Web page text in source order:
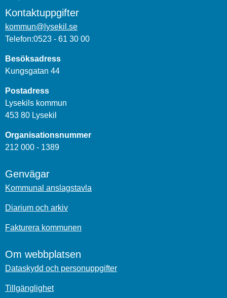
Kontaktuppgifter
kommun@lysekil.se
Telefon:0523 - 61 30 00
Besöksadress
Kungsgatan 44
Postadress
Lysekils kommun
453 80 Lysekil
Organisationsnummer
212 000 - 1389
Genvägar
Kommunal anslagstavla
Diarium och arkiv
Fakturera kommunen
Om webbplatsen
Dataskydd och personuppgifter
Tillgänglighet